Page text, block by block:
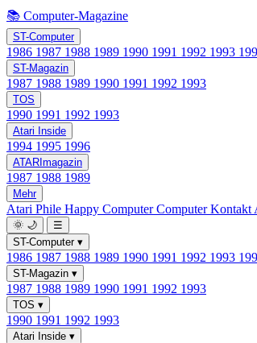
📚 Computer-Magazine
ST-Computer
1986 1987 1988 1989 1990 1991 1992 1993
ST-Magazin
1987 1988 1989 1990 1991 1992 1993
TOS
1990 1991 1992 1993
Atari Inside
1994 1995 1996
ATARImagazin
1987 1988 1989
Mehr
Atari Phile Happy ComputerComputer Kontakt
🌞 🌙
☰
ST-Computer ▾
1986 1987 1988 1989 1990 1991 1992 1993
ST-Magazin ▾
1987 1988 1989 1990 1991 1992 1993
TOS ▾
1990 1991 1992 1993
Atari Inside ▾